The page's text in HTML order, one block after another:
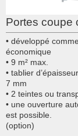
Portes coupe
• développé
économique
• 9 m² max.
• tablier
7 mm
• 2 teintes ou
• une ouverture
est possible.
(option)